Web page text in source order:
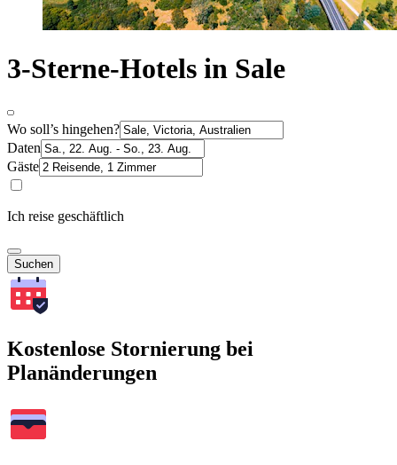
3-Sterne-Hotels in Sale
Wo soll’s hingehen?
Daten
Gäste
Ich reise geschäftlich
Suchen
Kostenlose Stornierung bei
Planänderungen